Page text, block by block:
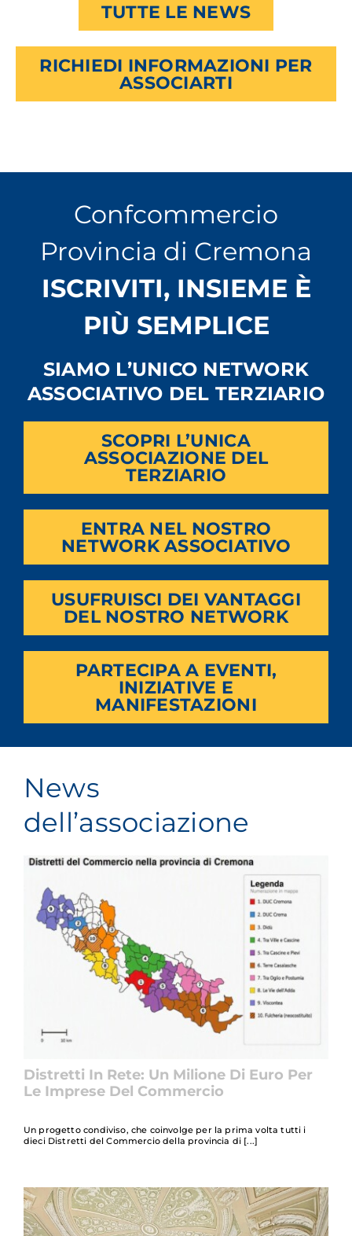
TUTTE LE NEWS
RICHIEDI INFORMAZIONI PER
ASSOCIARTI
Confcommercio
Provincia di Cremona
ISCRIVITI, INSIEME È
PIÙ SEMPLICE
SIAMO L’UNICO NETWORK
ASSOCIATIVO DEL TERZIARIO
SCOPRI L’UNICA
ASSOCIAZIONE DEL
TERZIARIO
ENTRA NEL NOSTRO
NETWORK ASSOCIATIVO
USUFRUISCI DEI VANTAGGI
DEL NOSTRO NETWORK
PARTECIPA A EVENTI,
INIZIATIVE E
MANIFESTAZIONI
News
dell’associazione
Distretti In Rete: Un Milione Di Euro Per
Le Imprese Del Commercio
Un progetto condiviso, che coinvolge per la prima volta tutti i
dieci Distretti del Commercio della provincia di